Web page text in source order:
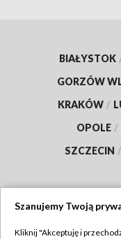
BIAŁYSTOK
GORZÓW
KRAKÓW /
OPOLE /
SZCZECIN /
Szanujemy Twoją
Kliknij "Akceptuję i